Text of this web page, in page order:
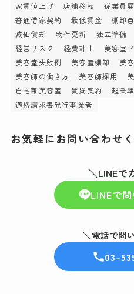
家賃値上げ
店舗移転 従業員
普通借家契約
最低賃金 棚卸
減価償却
物件更新 独立準備
経営リスク
経費計上
美容室
美容室失敗例
美容室棚卸 美
美容師の働き方
美容師採用
自宅兼美容室
賃貸契約 起業
適格請求書発行事業者
お気軽にお問い合わせく
＼LINEで
LINEで
＼電話で問
03-